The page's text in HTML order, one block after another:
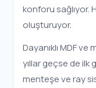
konforu sağlıyor.
oluşturuyor.
Dayanıklı MDF
yıllar geçse de ilk
menteşe ve ray